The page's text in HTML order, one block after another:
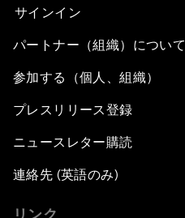
サインイン
パートナー（組織）について
参加する（個人、組織）
プレスリリース登録
ニュースレター購読
連絡先 (英語のみ)